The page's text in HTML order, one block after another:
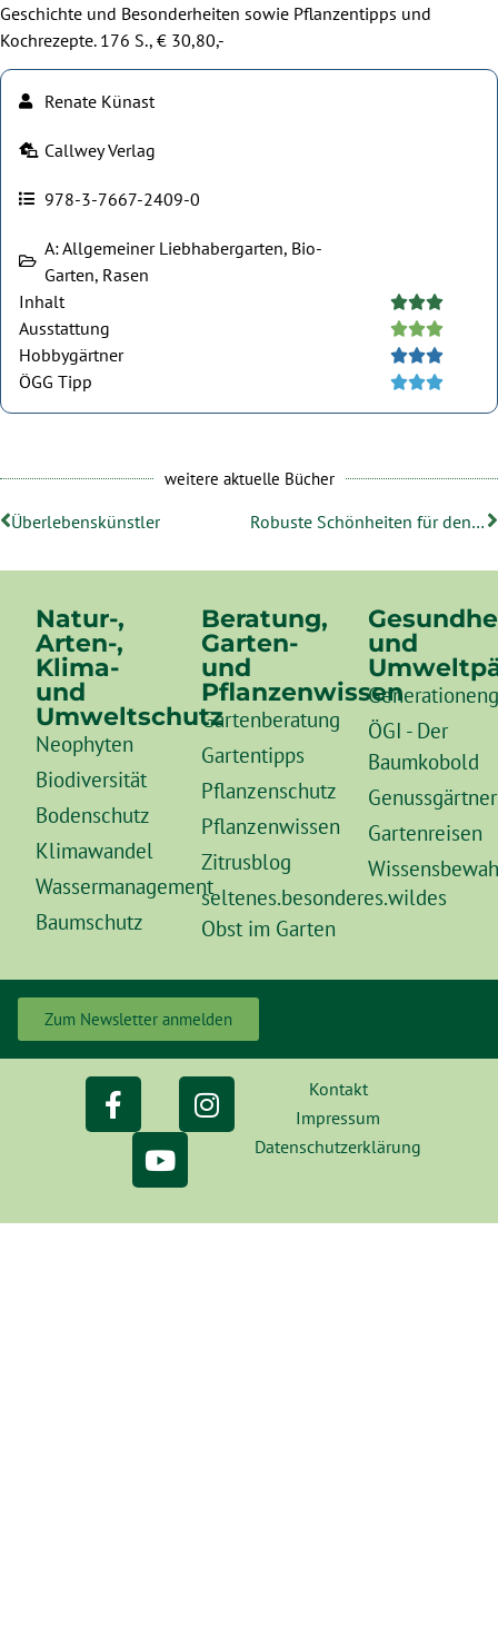
Geschichte und Besonderheiten sowie Pflanzentipps und
Kochrezepte. 176 S., € 30,80,-
Renate Künast
Callwey Verlag
978-3-7667-2409-0
A: Allgemeiner Liebhabergarten, Bio-
Garten, Rasen
Inhalt

Ausstattung 
Hobbygärtner 
ÖGG Tipp 
weitere aktuelle Bücher
Überlebenskünstler Robuste Schönheiten für den Garten
Natur-,
Arten-,
Klima-
und
Umweltschutz
Neophyten
Biodiversität
Bodenschutz
Klimawandel
Wassermanagement
Baumschutz
Beratung,
Garten-
und
Pflanzenwissen
Gartenberatung
Gartentipps
Pflanzenschutz
Pflanzenwissen
Zitrusblog
seltenes.besonderes.wildes
Obst im Garten
und
ÖGI - Der
Baumkobold
Gartenreisen
Zum Newsletter anmelden
Kontakt
Impressum
Datenschutzerklärung